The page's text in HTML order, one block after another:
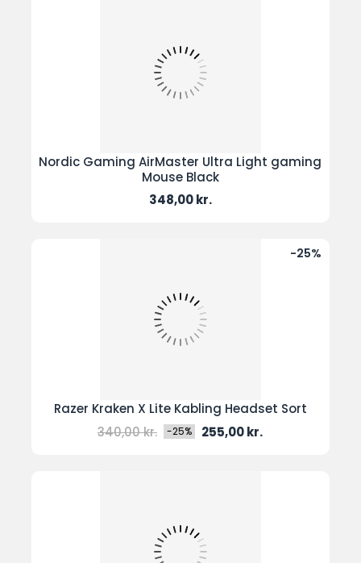
Nordic Gaming AirMaster Ultra Light gaming
Mouse Black
Pris
348,00 kr.
-25%
Razer Kraken X Lite Kabling Headset Sort
Normal
340,00 kr. -25% Pris
255,00 kr.